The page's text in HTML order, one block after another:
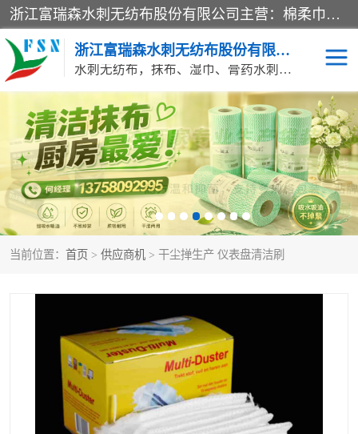
浙江富瑞森水刺无纺布股份有限公司主营：棉柔巾水刺无纺布、水刺布、水刺无纺布、膏药水刺无纺布、清洁抹布、湿巾、针刺无纺布、珍珠纹水刺无纺布、无纺布清洁抹布等产品。浙江富瑞森水刺无纺布股份有限公司积倡导由工程师全面负责生产工艺、产品质量检测的管理模式，通过ISO9001质量体系认证。
浙江富瑞森水刺无纺布股份有限公司
水刺无纺布，抹布、湿巾、膏药水刺无纺布、棉柔巾水刺无纺布、水刺布
当前位置： 首页 > 供应商机 > 干尘掸生产 仪表盘清洁刷
水刺布 巴布贴水刺布
PVC革基布 无纺布清洁抹布
防护口罩帽子床单 抗菌等功能性产品
多种清洁尘掸 珍珠纹水刺无纺布
洁面巾水刺无纺布 针刺无纺布
膏药水刺无纺布 湿巾
棉柔巾水刺无纺布 印花压花复合布
水刺无纺布 地拖布